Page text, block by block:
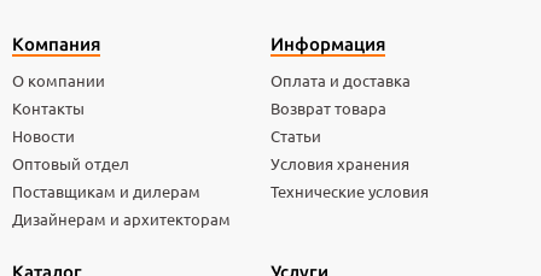
Компания
О компании
Контакты
Новости
Оптовый отдел
Поставщикам и дилерам
Дизайнерам и архитекторам
Информация
Оплата и доставка
Возврат товара
Статьи
Условия хранения
Технические условия
Каталог Услуги